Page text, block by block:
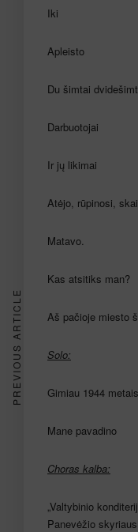
Iki
Apleisto
Du šimtai
Darbuotojai
Ir jų likimai
Atėjo, rūpinosi,
Matavo.
Kas atsitiks man?
Aš pačioje miesto
Solo:
Gimiau 1944
Mane pavadino
Choras kalba:
„Valtybinio
Panevėžio
PREVIOUS ARTICLE